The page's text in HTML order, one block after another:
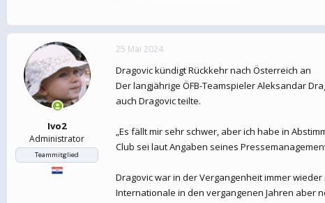
Ivo2
Administrator
Teammitglied
25 Mai 2024
Dragovic kündigt Rückkehr nach Österreich an
Der langjährige ÖFB-Teamspieler Aleksandar
auch Dragovic teilte.
„Es fällt mir sehr schwer, aber ich habe in
Club sei laut Angaben seines
Dragovic war in der Vergangenheit immer
Internationale in den vergangenen Jahren aber